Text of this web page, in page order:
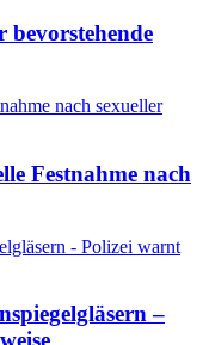
bevorstehende
Festnahme nach
–